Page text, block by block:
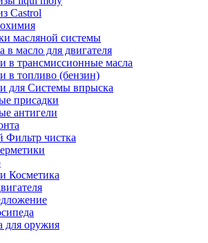
Castrol
масляной системы
в масло для двигателя
в трансмиссионные масла
в топливо (бензин)
для Системы впрыска
присадки
антигели
Фильтр чистка
Косметика
для оружия